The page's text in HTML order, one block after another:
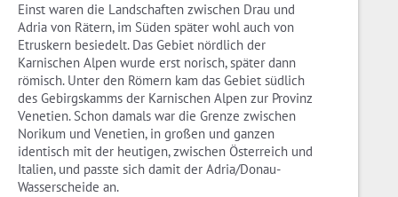
Einst waren die Landschaften zwischen Drau und
Adria von Rätern, im Süden später wohl auch von
Etruskern besiedelt. Das Gebiet nördlich der
Karnischen Alpen wurde erst norisch, später dann
römisch. Unter den Römern kam das Gebiet südlich
des Gebirgskamms der Karnischen Alpen zur Provinz
Venetien. Schon damals war die Grenze zwischen
Norikum und Venetien, in großen und ganzen
identisch mit der heutigen, zwischen Österreich und
Italien, und passte sich damit der Adria/Donau-
Wasserscheide an.